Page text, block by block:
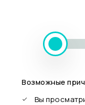
Возможные
Вы